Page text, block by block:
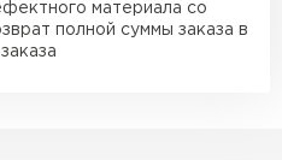
материала со
полной суммы заказа в